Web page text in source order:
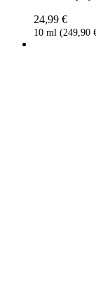
24,99 €
10 ml (249,90